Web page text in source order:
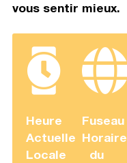
vous sentir mieux.
Heure
Actuelle
Locale
Fuseau
Horaire
du